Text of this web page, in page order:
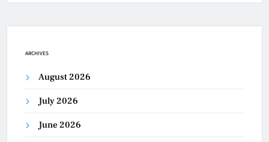
ARCHIVES
August 2026
July 2026
June 2026